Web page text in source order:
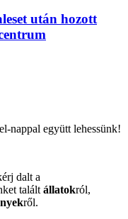
után hozott
nappal együtt lehessünk!
dalt a
talált állatokról,
ről.